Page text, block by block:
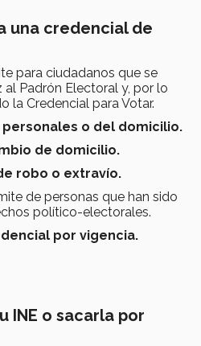
una credencial de
para ciudadanos que se
Padrón Electoral y, por lo
la Credencial para Votar.
o del domicilio.
de domicilio.
robo o extravío.
de personas que han sido
político-electorales.
por vigencia.
INE o sacarla por